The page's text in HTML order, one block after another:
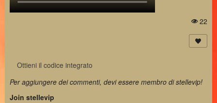
st
22
Ottieni il codice integrato
Per aggiungere dei commenti, devi essere membro di stellevip!
Join stellevip